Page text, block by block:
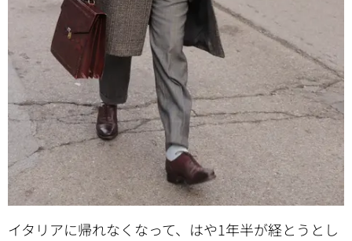
イタリアに帰れなくなって、はや1年半が経とうとし